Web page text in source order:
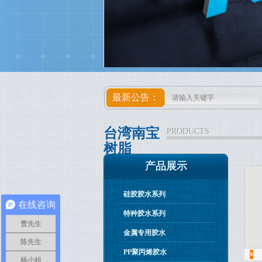
最新公告：
台湾南宝
树脂
PRODUCTS
产品展示
硅胶胶水系列
特种胶水系列
金属专用胶水
PP聚丙烯胶水
在线咨询
曹先生
陈先生
杨小姐